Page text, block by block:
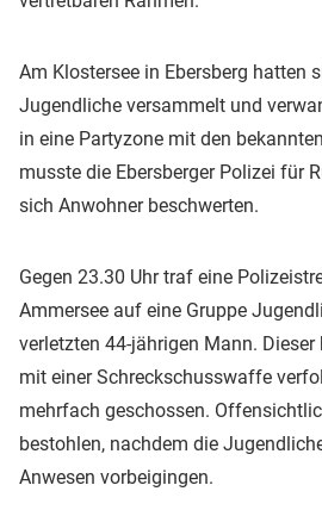
Am Klostersee in Ebersberg hatten
Jugendliche versammelt und
in eine Partyzone mit den
musste die Ebersberger Polizei für
sich Anwohner beschwerten.
Gegen 23.30 Uhr traf eine
Ammersee auf eine Gruppe
verletzten 44-jährigen Mann.
mit einer Schreckschusswaffe
mehrfach geschossen.
bestohlen, nachdem die
Anwesen vorbeigingen.